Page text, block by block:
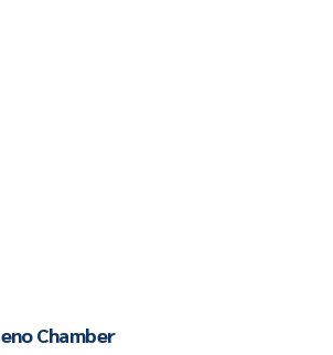
Chamber